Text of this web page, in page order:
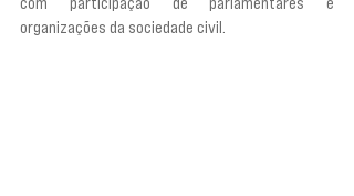
organizações da sociedade civil.